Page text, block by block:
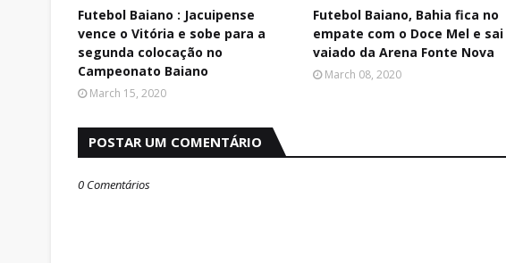
Futebol Baiano : Jacuipense
vence o Vitória e sobe para a
segunda colocação no
Campeonato Baiano
March 15, 2020
Futebol Baiano, Bahia fica no
empate com o Doce Mel e sai
vaiado da Arena Fonte Nova
March 08, 2020
POSTAR UM COMENTÁRIO
0 Comentários